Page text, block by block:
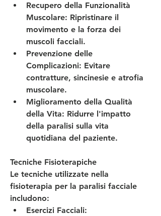
Recupero della Funzionalità
Muscolare: Ripristinare il
movimento e la forza dei
muscoli facciali.
Prevenzione delle
Complicazioni: Evitare
contratture, sincinesie e atrofia
muscolare.
Miglioramento della Qualità
della Vita: Ridurre l'impatto
della paralisi sulla vita
quotidiana del paziente.
Tecniche Fisioterapiche
Le tecniche utilizzate nella
fisioterapia per la paralisi facciale
includono:
Esercizi Facciali: